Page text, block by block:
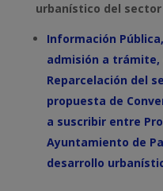
urbanístico del sector
Información
admisión a trámite,
Reparcelación del
propuesta de
a suscribir entre
Ayuntamiento de
desarrollo